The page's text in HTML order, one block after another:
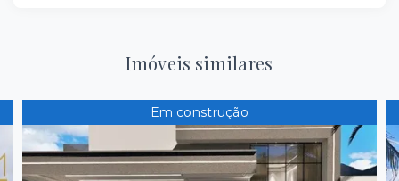
Imóveis similares
Em construção